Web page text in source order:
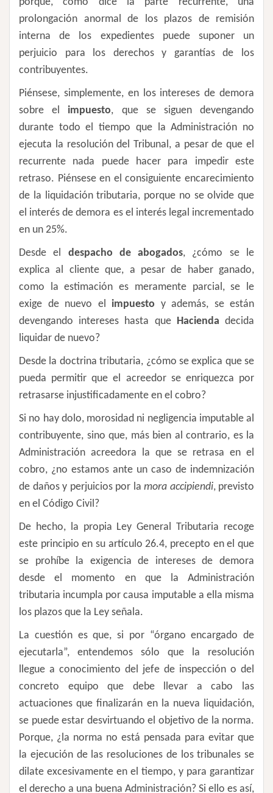
prolongación anormal de los plazos de remisión
interna de los expedientes puede suponer un
perjuicio para los derechos y garantías de los
contribuyentes.
Piénsese, simplemente, en los intereses de demora
sobre elimpuesto, que se siguen devengando
durante todo el tiempo que la Administración no
ejecuta la resolución del Tribunal, a pesar de que el
recurrente nada puede hacer para impedir este
retraso. Piénsese en el consiguiente encarecimiento
de la liquidación tributaria, porque no se olvide que
el interés de demora es el interés legal incrementado
en un 25%.
Desde el despacho de abogados, ¿cómo se le
explica al cliente que, a pesar de haber ganado,
como la estimación es meramente parcial, se le
exige de nuevo el impuesto y además, se están
devengando intereses hasta que
Hacienda decida
liquidar de nuevo?
Desde la doctrina tributaria, ¿cómo se explica que se
pueda permitir que el acreedor se enriquezca por
retrasarse injustificadamente en el cobro?
Si no hay dolo, morosidad ni negligencia imputable al
contribuyente, sino que, más bien al contrario, es la
Administración acreedora la que se retrasa en el
cobro, ¿no estamos ante un caso de indemnización
de daños y perjuicios por la mora accipiendi, previsto
en el Código Civil?
De hecho, la propia Ley General Tributaria recoge
este principio en su artículo 26.4, precepto en el que
se prohíbe la exigencia de intereses de demora
desde el momento en que la Administración
tributaria incumpla por causa imputable a ella misma
los plazos que la Ley señala.
La cuestión es que, si por “órgano encargado de
ejecutarla”, entendemos sólo que la resolución
llegue a conocimiento del jefe de inspección o del
concreto equipo que debe llevar a cabo las
actuaciones que finalizarán en la nueva liquidación,
se puede estar desvirtuando el objetivo de la norma.
Porque, ¿la norma no está pensada para evitar que
la ejecución de las resoluciones de los tribunales se
dilate excesivamente en el tiempo, y para garantizar
el derecho a una buena Administración? Si ello es así,